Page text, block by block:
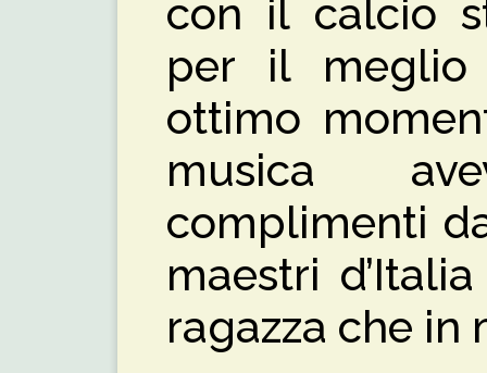
con il calcio
per il
ottimo
musica
complimenti
maestri
ragazza che in